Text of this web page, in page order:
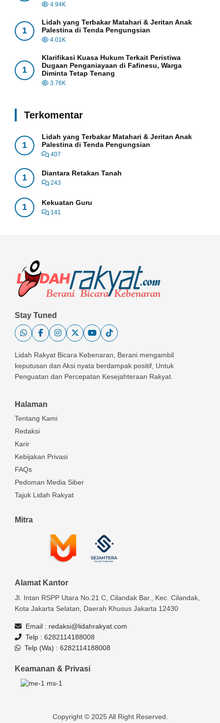
4.94K
1
Lidah yang Terbakar Matahari & Jeritan Anak
Palestina di Tenda Pengungsian
4.01K
1
Klarifikasi Kuasa Hukum Terkait Peristiwa
Dugaan Penganiayaan di Fafinesu, Warga
Diminta Tetap Tenang
3.76K
Terkomentar
1
Lidah yang Terbakar Matahari & Jeritan Anak
Palestina di Tenda Pengungsian
407
1 Diantara Retakan Tanah
243
1 Kekuatan Guru
141
Stay Tuned
Lidah Rakyat Bicara Kebenaran, Berani mengambil
keputusan dan Aksi nyata berdampak positif, Untuk
Penguatan dan Percepatan Kesejahteraan Rakyat.
Halaman
Tentang Kami
Redaksi
Karir
Kebijakan Privasi
FAQs
Pedoman Media Siber
Tajuk Lidah Rakyat
Mitra
Alamat Kantor
Jl. Intan RSPP Utara No.21 C, Cilandak Bar., Kec. Cilandak,
Kota Jakarta Selatan, Daerah Khusus Jakarta 12430
Email : redaksi@lidahrakyat.com
Telp : 6282114188008
Telp (Wa) : 6282114188008
Keamanan & Privasi
Copyright © 2025 All Right Reserved.